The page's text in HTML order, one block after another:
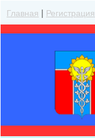
Главная | Регистрация